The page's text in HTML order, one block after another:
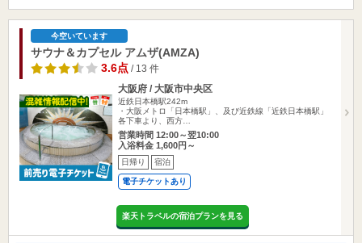
今空いています
サウナ＆カプセル アムザ(AMZA)
3.6点 / 13 件
大阪府 / 大阪市中央区
近鉄日本橋駅242m
・大阪メトロ「日本橋駅」、及び近鉄線「近鉄日本橋駅」
各下車より、西方…
営業時間 12:00～翌10:00
入浴料金 1,600円～
日帰り 宿泊
電子チケットあり
楽天トラベルの宿泊プランを見る